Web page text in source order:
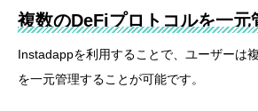
複数のDeFiプロトコルを一元
Instadappを利用することで、ユーザーは
を一元管理することが可能です。